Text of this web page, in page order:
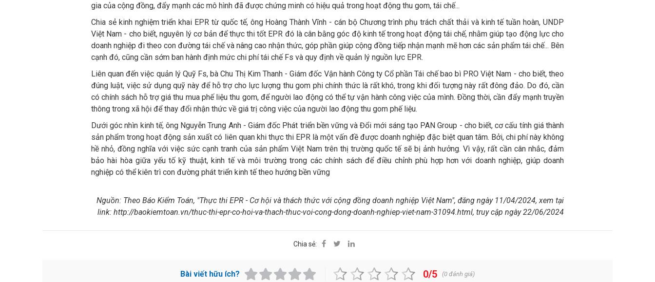
gia của cộng đồng, đẩy mạnh các mô hình đã được chứng minh có hiệu quả trong hoạt động thu gom, tái chế...
Chia sẻ kinh nghiệm triển khai EPR từ quốc tế, ông Hoàng Thành Vĩnh - cán bộ Chương trình phụ trách chất thải và kinh tế tuần hoàn, UNDP
Việt Nam - cho biết, nguyên lý cơ bản để thực thi tốt EPR đó là cân bằng góc độ kinh tế trong hoạt động tái chế, nhằm giúp tạo động lực cho
doanh nghiệp đi theo con đường tái chế và nâng cao nhận thức, góp phần giúp cộng đồng tiếp nhận mạnh mẽ hơn các sản phẩm tái chế... Bên
cạnh đó, cũng cần sớm ban hành định mức chi phí tái chế Fs và quy định về quản lý nguồn lực EPR.
Liên quan đến việc quản lý Quỹ Fs, bà Chu Thị Kim Thanh - Giám đốc Vận hành Công ty Cổ phần Tái chế bao bì PRO Việt Nam - cho biết, theo
đúng luật, việc sử dụng quỹ này để hỗ trợ cho lực lượng thu gom phi chính thức là rất khó, trong khi đối tượng này rất đông đảo. Do đó, cần
có chính sách hỗ trợ giá thu mua phế liệu thu gom, để người lao động có thể tự vận hành công việc của mình. Đồng thời, cần đẩy mạnh truyền
thông trong xã hội để thay đổi nhận thức về giá trị công việc của người lao động thu gom phế liệu.
Dưới góc nhìn kinh tế, ông Nguyễn Trung Anh - Giám đốc Phát triển bền vững và Đổi mới sáng tạo PAN Group - cho biết, cơ cấu tính giá thành
sản phẩm trong hoạt động sản xuất có liên quan khi thực thi EPR là một vấn đề được doanh nghiệp đặc biệt quan tâm. Bởi, chi phí này không
hề nhỏ, đồng nghĩa với việc sức cạnh tranh của sản phẩm Việt Nam trên thị trường quốc tế sẽ bị ảnh hưởng. Vì vậy, rất cần cân nhắc, đảm
bảo hài hòa giữa yếu tố kỹ thuật, kinh tế và môi trường trong các chính sách để điều chỉnh phù hợp hơn với doanh nghiệp, giúp doanh
nghiệp có thể kiên trì con đường phát triển kinh tế theo hướng bền vững
Nguồn: Theo Báo Kiểm Toán, "Thực thi EPR - Cơ hội và thách thức với cộng đồng doanh nghiệp Việt Nam", đăng ngày 11/04/2024, xem tại
link: http://baokiemtoan.vn/thuc-thi-epr-co-hoi-va-thach-thuc-voi-cong-dong-doanh-nghiep-viet-nam-31094.html, truy cập ngày 22/06/2024
Chia sẻ:
Bài viết hữu ích? 0/5 (0 đánh giá)